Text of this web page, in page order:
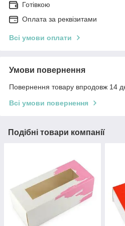
Готівкою
Оплата за реквізитами
Всі умови оплати
Умови повернення
Повернення товару впродовж 14
Всі умови повернення
Подібні товари компанії